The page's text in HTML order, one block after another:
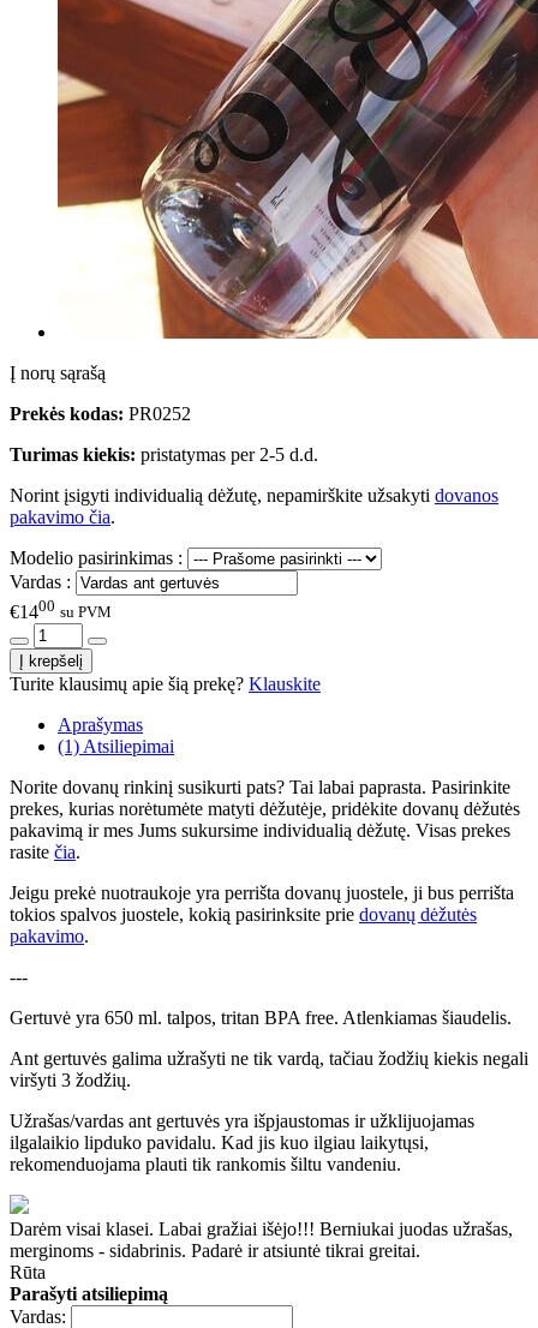
Į norų sąrašą
Prekės kodas: PR0252
Turimas kiekis: pristatymas per 2-5 d.d.
Norint įsigyti individualią dėžutę, nepamirškite užsakyti dovanos
pakavimo čia.
Modelio pasirinkimas :
Vardas :
€1400 su PVM
Turite klausimų apie šią prekę? Klauskite
Aprašymas
(1) Atsiliepimai
Norite dovanų rinkinį susikurti pats? Tai labai paprasta. Pasirinkite
prekes, kurias norėtumėte matyti dėžutėje, pridėkite dovanų dėžutės
pakavimą ir mes Jums sukursime individualią dėžutę. Visas prekes
rasite čia.
Jeigu prekė nuotraukoje yra perrišta dovanų juostele, ji bus perrišta
tokios spalvos juostele, kokią pasirinksite prie dovanų dėžutės
pakavimo.
---
Gertuvė yra 650 ml. talpos, tritan BPA free. Atlenkiamas šiaudelis.
Ant gertuvės galima užrašyti ne tik vardą, tačiau žodžių kiekis negali
viršyti 3 žodžių.
Užrašas/vardas ant gertuvės yra išpjaustomas ir užklijuojamas
ilgalaikio lipduko pavidalu. Kad jis kuo ilgiau laikytųsi,
rekomenduojama plauti tik rankomis šiltu vandeniu.
Darėm visai klasei. Labai gražiai išėjo!!! Berniukai juodas užrašas,
merginoms - sidabrinis. Padarė ir atsiuntė tikrai greitai.
Rūta
Parašyti atsiliepimą
Vardas: